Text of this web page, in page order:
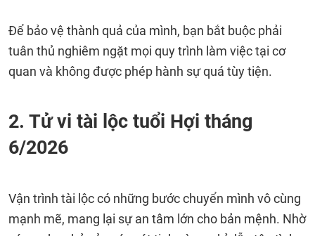
Để bảo vệ thành quả của mình, bạn bắt buộc phải
tuân thủ nghiêm ngặt mọi quy trình làm việc tại cơ
quan và không được phép hành sự quá tùy tiện.
2. Tử vi tài lộc tuổi Hợi tháng
6/2026
Vận trình tài lộc có những bước chuyển mình vô cùng
mạnh mẽ, mang lại sự an tâm lớn cho bản mệnh. Nhờ